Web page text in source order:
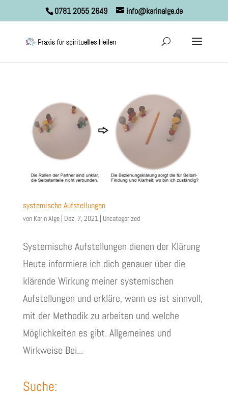
0781 2055 2649 info@karinalge.de
systemische Aufstellungen
von Karin Alge| Dez. 7, 2021| Uncategorized
Systemische Aufstellungen dienen der Klärung
Heute informiere ich dich genauer über die
klärende Wirkung meiner systemischen
Aufstellungen und erkläre, wann es ist sinnvoll,
mit der Methodik zu arbeiten und welche
Möglichkeiten es gibt. Allgemeines und
Wirkweise Bei...
Suche: